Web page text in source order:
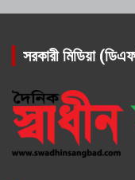
সরকারী মিডিয়া